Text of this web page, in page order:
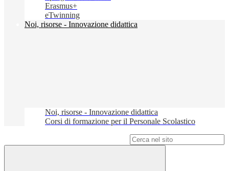
Erasmus+
eTwinning
Noi, risorse - Innovazione didattica
Noi, risorse - Innovazione didattica
Corsi di formazione per il Personale Scolastico